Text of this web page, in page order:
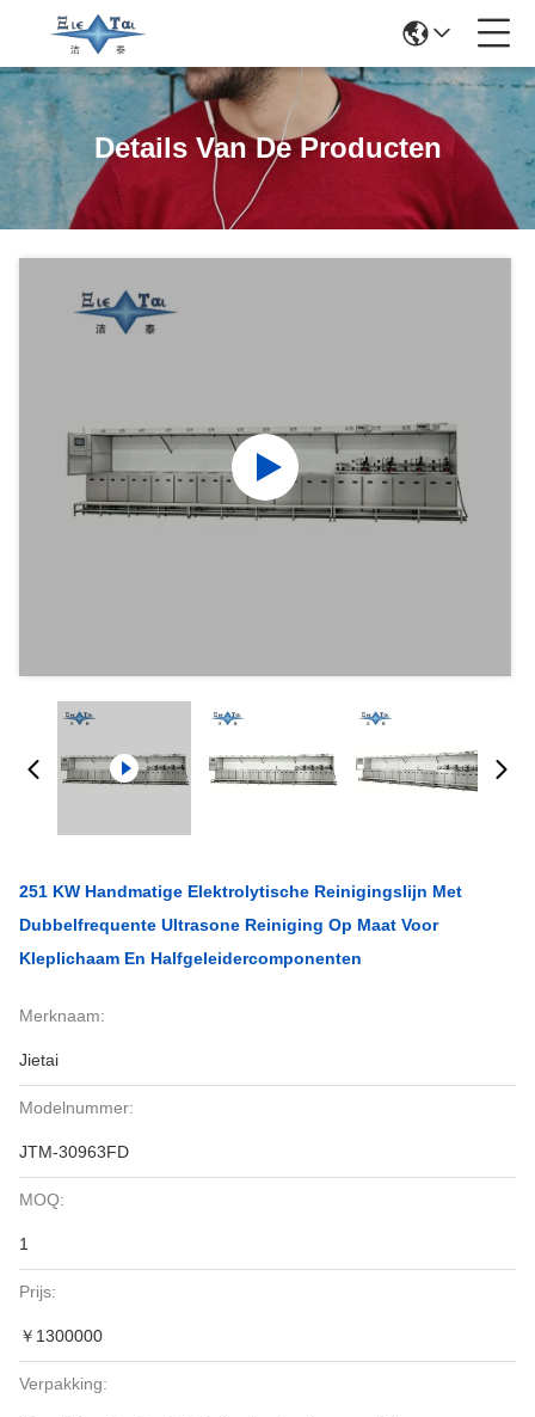
Details Van De Producten
251 KW Handmatige Elektrolytische Reinigingslijn Met
Dubbelfrequente Ultrasone Reiniging Op Maat Voor
Kleplichaam En Halfgeleidercomponenten
Merknaam:
Jietai
Modelnummer:
JTM-30963FD
MOQ:
1
Prijs:
￥1300000
Verpakking: